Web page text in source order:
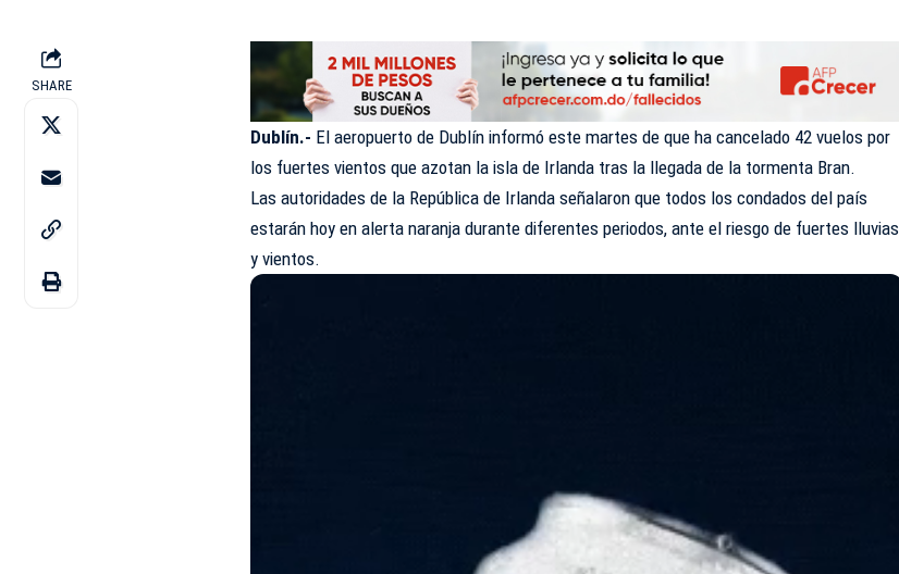
SHARE
Dublín.- El aeropuerto de Dublín informó este martes de que ha cancelado 42vuelospor
los fuertes vientos que azotan la isla de Irlanda tras la llegada de la tormenta Bran.
Las autoridades de la República de Irlanda señalaron que todos los condados del país
estarán hoy en alerta naranja durante diferentes periodos, ante el riesgo de fuertes lluvias
y vientos.